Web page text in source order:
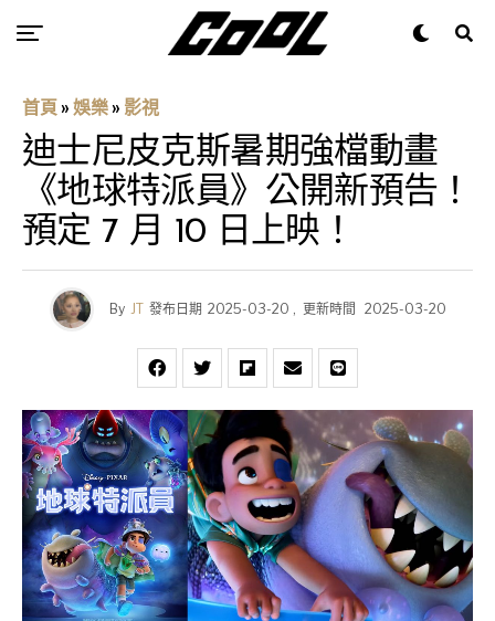
首頁 » 娛樂 » 影視
迪士尼皮克斯暑期強檔動畫
《地球特派員》公開新預告！
預定 7 月 10 日上映！
By JT 發布日期 2025-03-20 , 更新時間 2025-03-20